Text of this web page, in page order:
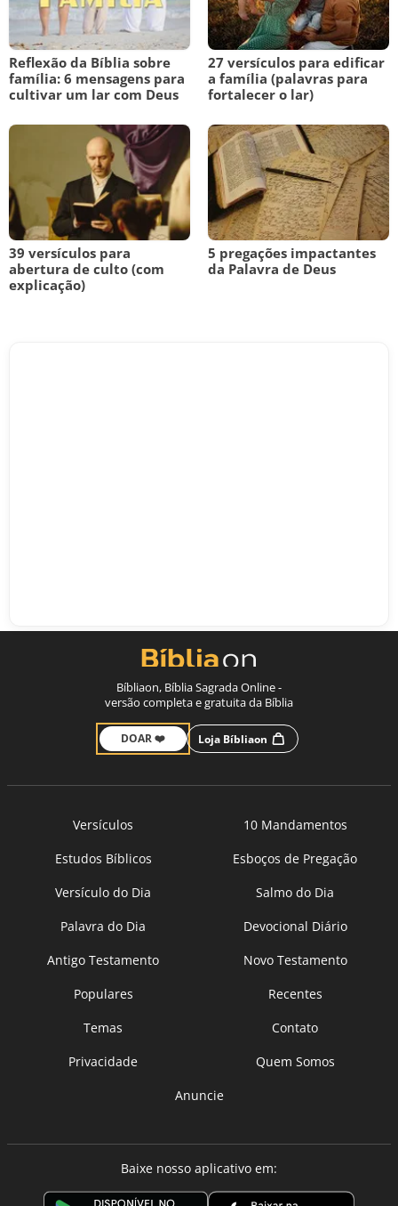
Reflexão da Bíblia sobre
família: 6 mensagens para
cultivar um lar com Deus
27 versículos para edificar
a família (palavras para
fortalecer o lar)
39 versículos para
abertura de culto (com
explicação)
5 pregações impactantes
da Palavra de Deus
Bíbliaon, Bíblia Sagrada Online -
versão completa e gratuita da Bíblia
DOAR ❤️ Loja Bíbliaon
Versículos
10 Mandamentos
Estudos Bíblicos
Esboços de Pregação
Versículo do Dia
Salmo do Dia
Palavra do Dia
Devocional Diário
Antigo Testamento
Novo Testamento
Populares
Recentes
Temas
Contato
Privacidade
Quem Somos
Anuncie
Baixe nosso aplicativo em: